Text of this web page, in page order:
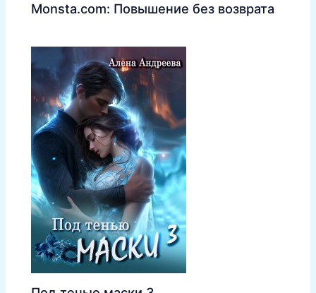
Monsta.com: Повышение без возврата